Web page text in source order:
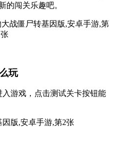
的闯关乐趣吧。
玩
游戏，点击测试关卡按钮能